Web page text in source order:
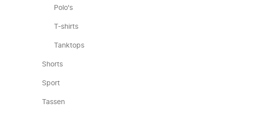
Polo's
T-shirts
Tanktops
Shorts
Sport
Tassen